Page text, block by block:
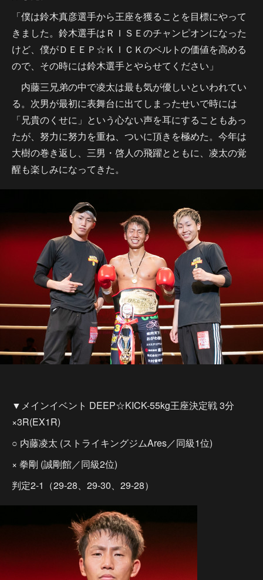
「僕は鈴木真彦選手から王座を獲ることを目標にやって
きました。鈴木選手はＲＩＳＥのチャンピオンになった
けど、僕がＤＥＥＰ☆ＫＩＣＫのベルトの価値を高める
ので、その時には鈴木選手とやらせてください」
内藤三兄弟の中で凌太は最も気が優しいといわれてい
る。次男が最初に表舞台に出てしまったせいで時には
「兄貴のくせに」という心ない声を耳にすることもあっ
たが、努力に努力を重ね、ついに頂きを極めた。今年は
大樹の巻き返し、三男・啓人の飛躍とともに、凌太の覚
醒も楽しみになってきた。
▼メインイベント DEEP☆KICK-55kg王座決定戦 3分
×3R(EX1R)
○ 内藤凌太 (ストライキングジムAres／同級1位)
× 拳剛 (誠剛館／同級2位)
判定2-1（29-28、29-30、29-28）